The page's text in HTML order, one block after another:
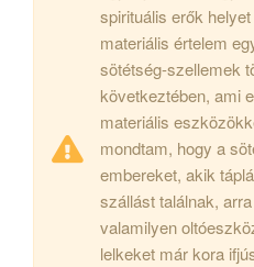
spirituális erők
materiális értelem
sötétség-szellemek
következtében, ami
materiális
mondtam, hogy a
embereket, akik
szállást találnak,
valamilyen
lelkeket már kora